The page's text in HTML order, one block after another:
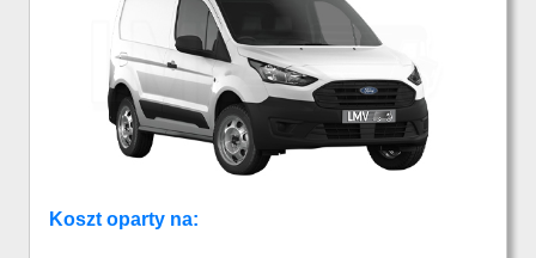
Koszt oparty na: